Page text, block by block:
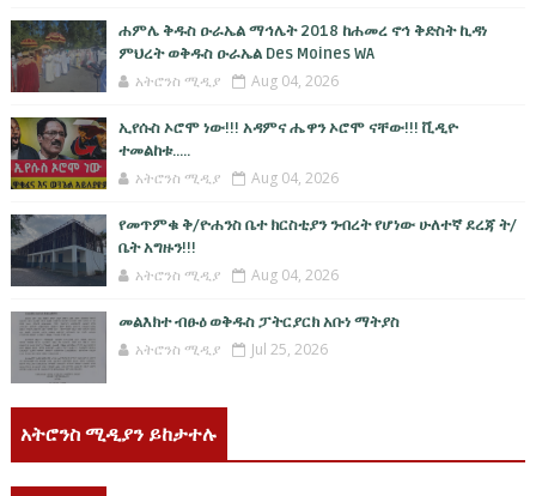
ሐምሌ ቅዱስ ዑራኤል ማኅሌት 2018 ከሐመረ ኖኅ ቅድስት ኪዳነ
ምህረት ወቅዱስ ዑራኤል Des Moines WA
አትሮንስ ሚዲያ Aug 04, 2026
ኢየሱስ ኦሮሞ ነው!!! አዳምና ሔዋን ኦሮሞ ናቸው!!! ቪዲዮ
ተመልከቱ.....
አትሮንስ ሚዲያ Aug 04, 2026
የመጥምቁ ቅ/ዮሐንስ ቤተ ክርስቲያን ንብረት የሆነው ሁለተኛ ደረጃ ት/
ቤት አግዙን!!!
አትሮንስ ሚዲያ Aug 04, 2026
መልእክተ ብፁዕ ወቅዱስ ፓትርያርክ አቡነ ማትያስ
አትሮንስ ሚዲያ Jul 25, 2026
አትሮንስ ሚዲያን ይከታተሉ